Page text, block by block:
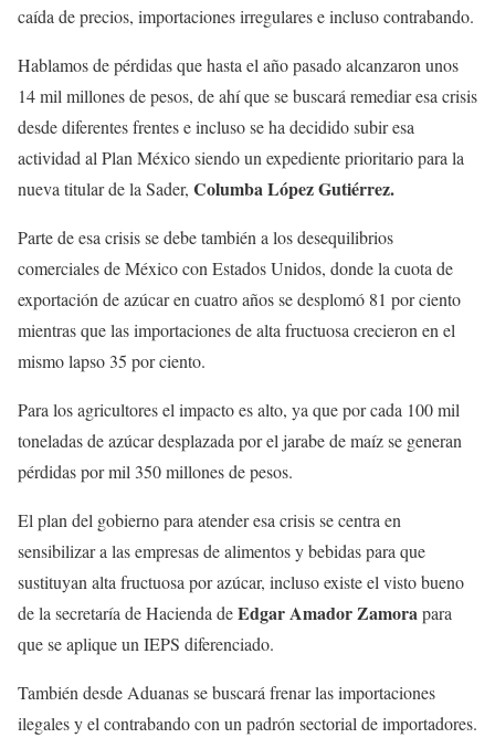
caída de precios, importaciones irregulares e incluso contrabando.
Hablamos de pérdidas que hasta el año pasado alcanzaron unos
14 mil millones de pesos, de ahí que se buscará remediar esa crisis
desde diferentes frentes e incluso se ha decidido subir esa
actividad al Plan México siendo un expediente prioritario para la
nueva titular de la Sader, Columba López Gutiérrez.
Parte de esa crisis se debe también a los desequilibrios
comerciales de México con Estados Unidos, donde la cuota de
exportación de azúcar en cuatro años se desplomó 81 por ciento
mientras que las importaciones de alta fructuosa crecieron en el
mismo lapso 35 por ciento.
Para los agricultores el impacto es alto, ya que por cada 100 mil
toneladas de azúcar desplazada por el jarabe de maíz se generan
pérdidas por mil 350 millones de pesos.
El plan del gobierno para atender esa crisis se centra en
sensibilizar a las empresas de alimentos y bebidas para que
sustituyan alta fructuosa por azúcar, incluso existe el visto bueno
de la secretaría de Hacienda deEdgar AmadorZamorapara
que se aplique un IEPS diferenciado.
También desde Aduanas se buscará frenar las importaciones
ilegales y el contrabando con un padrón sectorial de importadores.